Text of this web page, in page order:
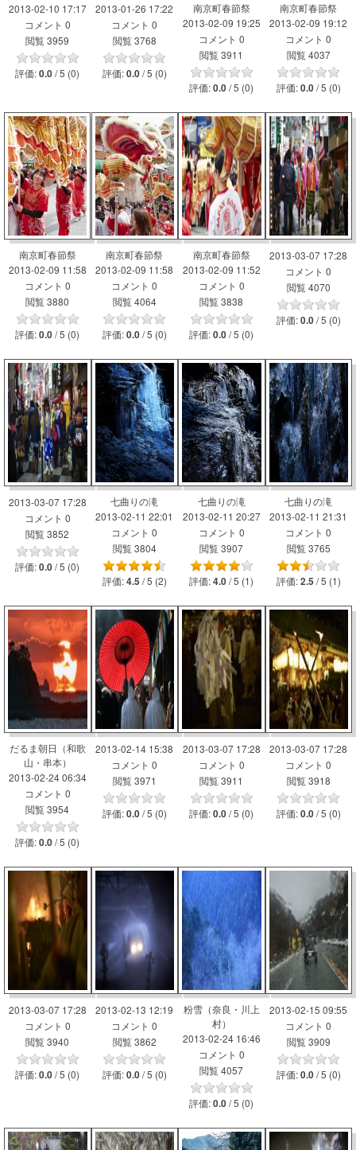
2013-02-10 17:17
コメント 0
閲覧 3959
評価:0.0 / 5 (0)
2013-01-26 17:22
コメント 0
閲覧 3768
評価:0.0 / 5 (0)
南京町春節祭
2013-02-09 19:25
コメント 0
閲覧 3911
評価:0.0 / 5 (0)
南京町春節祭
2013-02-09 19:12
コメント 0
閲覧 4037
評価:0.0 / 5 (0)
南京町春節祭
2013-02-09 11:58
コメント 0
閲覧 3880
評価:0.0 / 5 (0)
南京町春節祭
2013-02-09 11:58
コメント 0
閲覧 4064
評価:0.0 / 5 (0)
南京町春節祭
2013-02-09 11:52
コメント 0
閲覧 3838
評価:0.0 / 5 (0)
2013-03-07 17:28
コメント 0
閲覧 4070
評価:0.0 / 5 (0)
2013-03-07 17:28
コメント 0
閲覧 3852
評価:0.0 / 5 (0)
七曲りの滝
2013-02-11 22:01
コメント 0
閲覧 3804
評価:4.5 / 5 (2)
七曲りの滝
2013-02-11 20:27
コメント 0
閲覧 3907
評価:4.0 / 5 (1)
七曲りの滝
2013-02-11 21:31
コメント 0
閲覧 3765
評価:2.5 / 5 (1)
だるま朝日（和歌
山・串本）
2013-02-24 06:34
コメント 0
閲覧 3954
評価:0.0 / 5 (0)
2013-02-14 15:38
コメント 0
閲覧 3971
評価:0.0 / 5 (0)
2013-03-07 17:28
コメント 0
閲覧 3911
評価:0.0 / 5 (0)
2013-03-07 17:28
コメント 0
閲覧 3918
評価:0.0 / 5 (0)
2013-03-07 17:28
コメント 0
閲覧 3940
評価:0.0 / 5 (0)
2013-02-13 12:19
コメント 0
閲覧 3862
評価:0.0 / 5 (0)
粉雪（奈良・川上
村）
2013-02-24 16:46
コメント 0
閲覧 4057
評価:0.0 / 5 (0)
2013-02-15 09:55
コメント 0
閲覧 3909
評価:0.0 / 5 (0)